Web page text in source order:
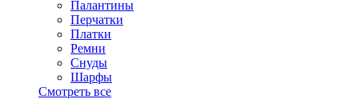
Палантины
Перчатки
Платки
Ремни
Снуды
Шарфы
Смотреть все